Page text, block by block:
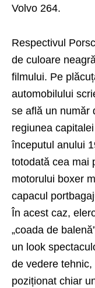
Volvo 264.
Respectivul
de culoare
filmului. Pe
automobilului
se află un număr
regiunea
începutul anului
totodată cea mai
motorului boxer
capacul
În acest caz,
„coada de
un look
de vedere
poziționat chiar